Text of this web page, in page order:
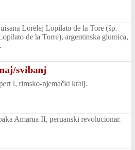
Lorelej Lopilato de la Tore (šp.
de la Torre), argentinska glumica,
svibanj
I, rimsko-njemački kralj.
Amarua II, peruanski revolucionar.